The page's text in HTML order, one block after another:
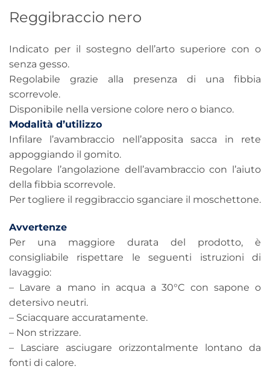
Reggibraccio nero
Indicato per il sostegno dell’arto superiore con o
senza gesso.
Regolabile grazie alla presenza di una fibbia
scorrevole.
Disponibile nella versione colore nero o bianco.
Modalità d’utilizzo
Infilare l’avambraccio nell’apposita sacca in rete
appoggiando il gomito.
Regolare l’angolazione dell’avambraccio con l’aiuto
della fibbia scorrevole.
Per togliere il reggibraccio sganciare il moschettone.
Avvertenze
Per una maggiore durata del prodotto, è
consigliabile rispettare le seguenti istruzioni di
lavaggio:
– Lavare a mano in acqua a 30°C con sapone o
detersivo neutri.
– Sciacquare accuratamente.
– Non strizzare.
– Lasciare asciugare orizzontalmente lontano da
fonti di calore.